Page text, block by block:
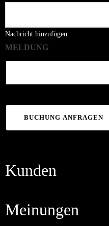
Nachricht hinzufügen
MELDUNG
BUCHUNG ANFRAGEN
Kunden
Meinungen